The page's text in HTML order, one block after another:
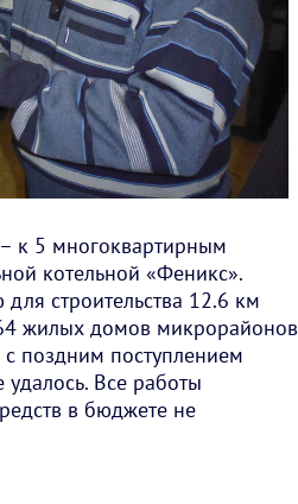
к 5 многоквартирным
котельной «Феникс».
строительства 12.6 км
жилых домов микрорайонов
поздним поступлением
Все работы
в бюджете не